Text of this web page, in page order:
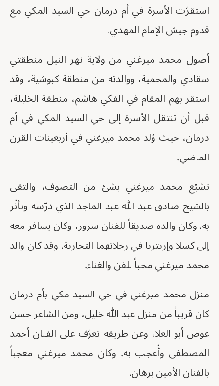
استقرّت الأسرة في أم درمان حي السيد المكي مع
قدوم جيش الإمام المهدي.
أصول محمد ميرغني من ولاية نهر النيل منطقتي
سقادي والمحمية، ووالدته من منطقة كبوشية، وقد
استقر بهم المقام في الفكي هاشم، منطقة الخليلة،
قبل أن تنتقل الأسرة إلى حي السيد المكي في أم
درمان، حيث وُلد محمد ميرغني في أربعينات القرن
الماضي.
تشبّع محمد ميرغني بشئ من التصوف، والتقى
بالشيخ صادق عبد الله عبد الماجد الذي درّسه وتأثّر
به. وكان والده صديقاً للفنان سرور، وكان يسافر معه
إلى كسلا وإريتريا في رحلاتهما التجارية. وقد كان والد
محمد ميرغني محباً للفن والغناء.
منزل محمد ميرغني في حي السيد مكي بأم درمان
كان قريباً من منزل عبد الله خليل، ومن الشاعر حسن
عوض أبو العلا، وعن طريقه تعرّف على الفنان أحمد
المصطفى وأُعجب به. وكان محمد ميرغني معجباً
بالفنان الأمين برهان.